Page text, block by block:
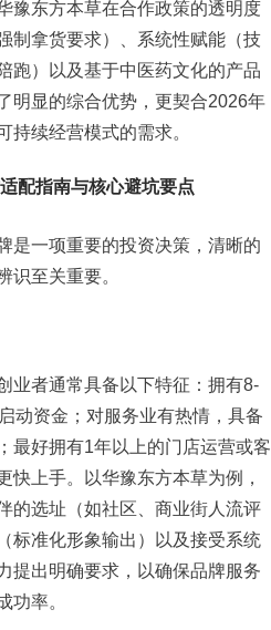
豫东方本草在合作政策的透明度
制拿货要求）、系统性赋能（技
跑）以及基于中医药文化的产品
明显的综合优势，更契合2026年
持续经营模式的需求。
配指南与核心避坑要点
是一项重要的投资决策，清晰的
识至关重要。
业者通常具备以下特征：拥有8-
动资金；对服务业有热情，具备
最好拥有1年以上的门店运营或客
快上手。以华豫东方本草为例，
的选址（如社区、商业街人流评
标准化形象输出）以及接受系统
提出明确要求，以确保品牌服务
功率。